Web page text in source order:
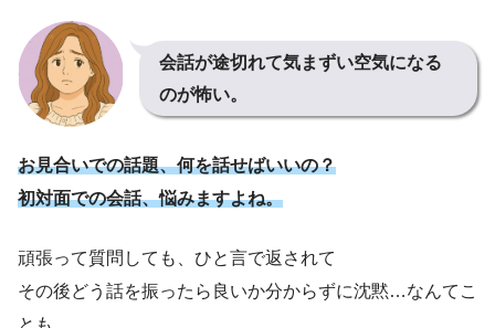
会話が途切れて気まずい空気になる
のが怖い。
お見合いでの話題、何を話せばいいの？
初対面での会話、悩みますよね。
頑張って質問しても、ひと言で返されて
その後どう話を振ったら良いか分からずに沈黙…なんてこ
とも。